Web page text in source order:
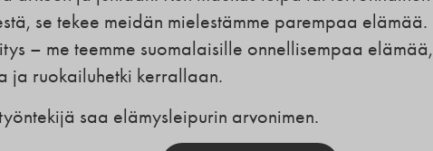
se tekee meidän mielestämme parempaa elämää.
– me teemme suomalaisille onnellisempaa elämää,
ja ruokailuhetki kerrallaan.
saa elämysleipurin arvonimen.